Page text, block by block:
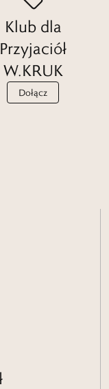
Klub dla
Przyjaciół
W.KRUK
Dołącz